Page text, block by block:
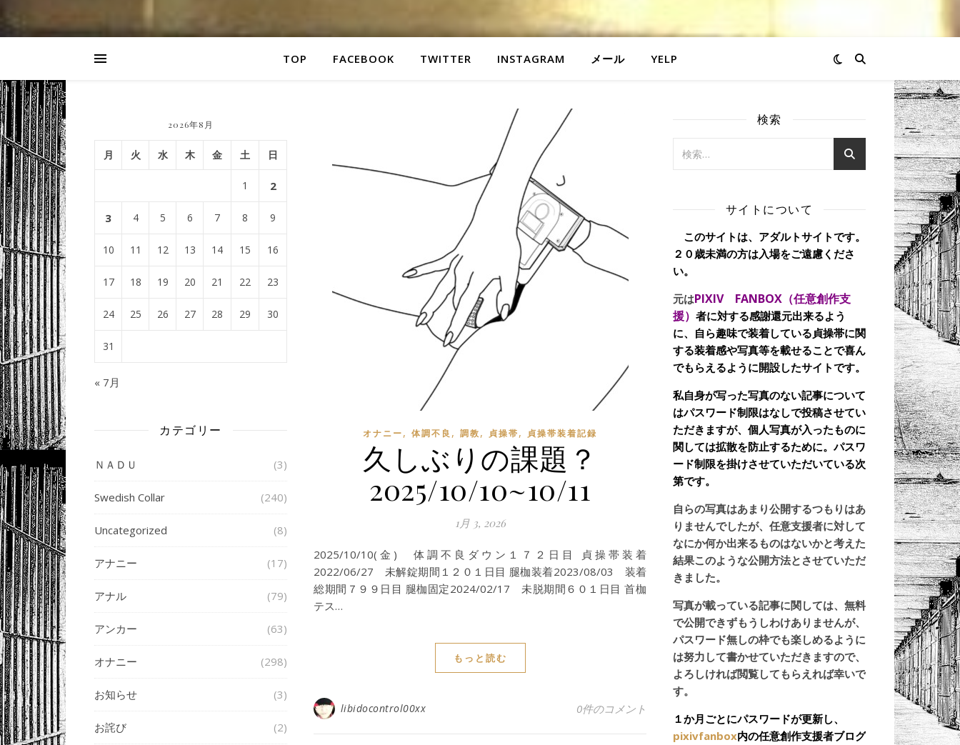
TOP FACEBOOK TWITTER INSTAGRAM メール YELP
2026年8月
月 火 水 木 金 土 日
1 2
3 4 5 6 7 8 9
10 11 12 13 14 15 16
17 18 19 20 21 22 23
24 25 26 27 28 29 30
31
« 7月
カテゴリー
ＮＡＤＵ (3)
Swedish Collar (240)
Uncategorized (8)
アナニー (17)
アナル (79)
アンカー (63)
オナニー (298)
お知らせ (3)
お詫び (2)
オナニー, 体調不良 , 調教, 貞操帯, 貞操帯装着記録
久しぶりの課題？
2025/10/10~10/11
1月 3, 2026
2025/10/10(金) 体調不良ダウン１７２日目 貞操帯装着
2022/06/27 未解錠期間１２０１日目 腿枷装着2023/08/03 装着
総期間７９９日目 腿枷固定2024/02/17 未脱期間６０１日目 首枷
テス…
もっと読む
libidocontrol00xx 0件のコメント
検索
サイトについて
このサイトは、アダルトサイトです。
２０歳未満の方は入場をご遠慮くださ
い。
元はPIXIV FANBOX（任意創作支
援） 者に対する感謝還元出来るよう
に、自ら趣味で装着している貞操帯に関
する装着感や写真等を載せることで喜ん
でもらえるように開設したサイトです。
私自身が写った写真のない記事について
はパスワード制限はなしで投稿させてい
ただきますが、個人写真が入ったものに
関しては拡散を防止するために。パスワ
ード制限を掛けさせていただいている次
第です。
自らの写真はあまり公開するつもりはあ
りませんでしたが、任意支援者に対して
なにか何か出来るものはないかと考えた
結果このような公開方法とさせていただ
きました。
写真が載っている記事に関しては、無料
で公開できずもうしわけありませんが、
パスワード無しの枠でも楽しめるように
は努力して書かせていただきますので、
よろしければ閲覧してもらえれば幸いで
す。
１か月ごとにパスワードが更新し、
pixivfanbox内の任意創作支援者ブログ